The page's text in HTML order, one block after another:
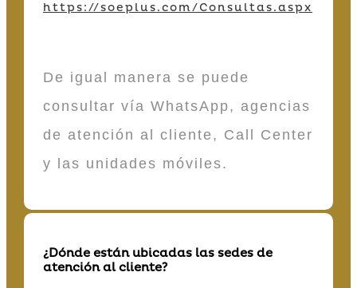
https://soeplus.com/Consultas.aspx
De igual manera se puede
consultar vía WhatsApp, agencias
de atención al cliente, Call Center
y las unidades móviles.
¿Dónde están ubicadas las sedes de
atención al cliente?